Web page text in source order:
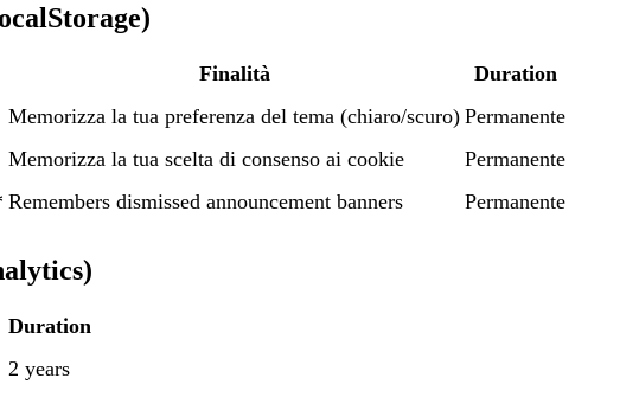
Finalità
Duration
Memorizza la tua preferenza del tema (chiaro/scuro) Permanente
Memorizza la tua scelta di consenso ai cookie
Permanente
Remembers dismissed announcement banners Permanente
Duration
2 years